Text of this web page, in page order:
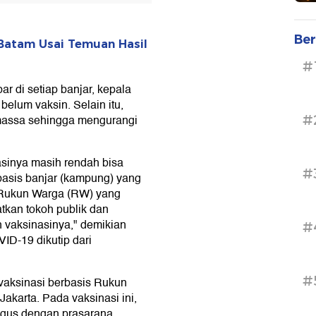
Usai Temuan Hasil
di setiap banjar, kepala
vaksin. Selain itu,
sehingga mengurangi
masih rendah bisa
banjar (kampung) yang
Warga (RW) yang
tokoh publik dan
demikian
19 dikutip dari
berbasis Rukun
Pada vaksinasi ini,